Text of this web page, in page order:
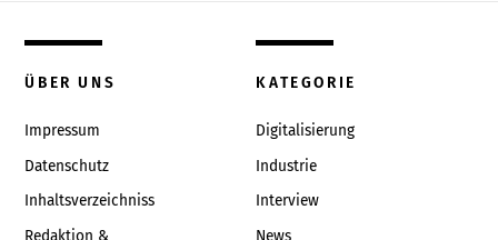
ÜBER UNS
Impressum
Datenschutz
Inhaltsverzeichniss
Redaktion &
KATEGORIE
Digitalisierung
Industrie
Interview
News